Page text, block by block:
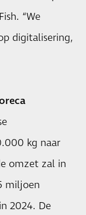
“We
digitalisering,
kg naar
omzet zal in
miljoen
2024. De